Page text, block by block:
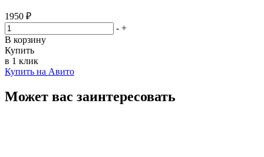
1950 ₽
- +
В корзину
Купить
в 1 клик
Купить на Авито
Может вас заинтересовать